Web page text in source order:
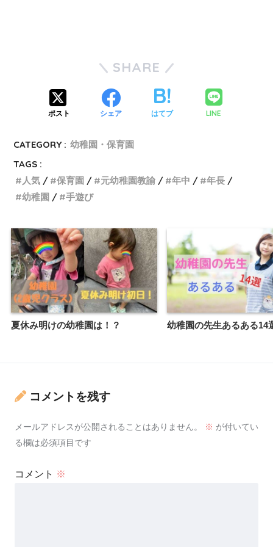
SHARE
ポスト シェア はてブ LINE
CATEGORY : 幼稚園・保育園
TAGS :
人気
保育園 元幼稚園教諭 年中
年長
幼稚園
手遊び
夏休み明けの幼稚園は！？ 幼稚園の先生あるある14
コメントを残す
メールアドレスが公開されることはありません。 ※ が付いてい
る欄は必須項目です
コメント ※